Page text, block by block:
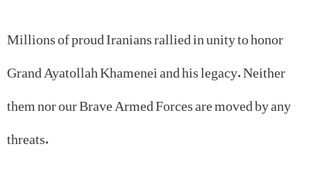
Millions of proud Iranians rallied in unity to honor
Grand Ayatollah Khamenei and his legacy. Neither
them nor our Brave Armed Forces are moved by any
threats.